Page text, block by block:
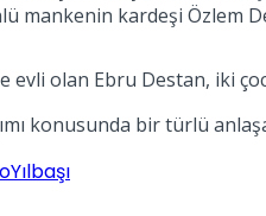
mankenin kardeşi Özlem
olan Ebru Destan, iki
konusunda bir türlü
Yılbaşı